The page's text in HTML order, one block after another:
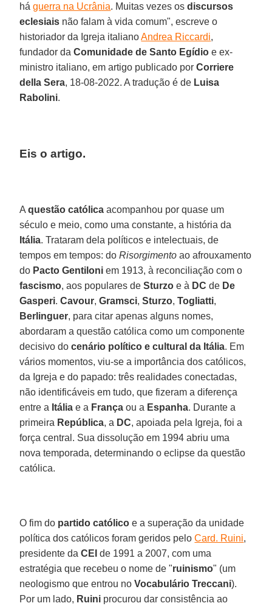
háguerra na Ucrânia. Muitas vezes osdiscursos
eclesiais não falam à vida comum", escreve o
historiador da Igreja italianoAndrea Riccardi,
fundador daComunidade de Santo Egídio e ex-
ministro italiano, em artigo publicado porCorriere
della Sera, 18-08-2022. A tradução é de Luisa
Rabolini.
Eis o artigo.
Aquestão católica acompanhou por quase um
século e meio, como uma constante, a história da
Itália. Trataram dela políticos e intelectuais, de
tempos em tempos: doRisorgimento ao afrouxamento
do Pacto Gentiloni em 1913, à reconciliação com o
fascismo, aos populares deSturzo e à DC de De
Gasperi.Cavour,Gramsci,Sturzo,Togliatti,
Berlinguer, para citar apenas alguns nomes,
abordaram a questão católica como um componente
decisivo docenário político e cultural da Itália. Em
vários momentos, viu-se a importância dos católicos,
da Igreja e do papado: três realidades conectadas,
não identificáveis em tudo, que fizeram a diferença
entre a Itália e a França ou a Espanha. Durante a
primeira República, a DC, apoiada pela Igreja, foi a
força central. Sua dissolução em 1994 abriu uma
nova temporada, determinando o eclipse da questão
católica.
O fim do partido católico e a superação da unidade
política dos católicos foram geridos peloCard. Ruini,
presidente daCEI de 1991 a 2007, com uma
estratégia que recebeu o nome de "ruinismo" (um
neologismo que entrou noVocabulário Treccani).
Por um lado, Ruini procurou dar consistência ao